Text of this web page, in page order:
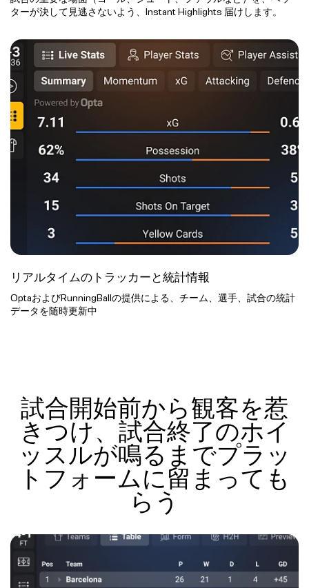
ターが決して見逃さないよう、Instant Highlights 届けします。
リアルタイムのトラッカーと統計情報
OptaおよびRunningBallの提供による、チーム、選手、試合の統計
データを随時更新中
試合開始前から観客を惹
きつけ、試合終了のホイ
ッスルが鳴るまでプラッ
トフォームに留まっても
らう